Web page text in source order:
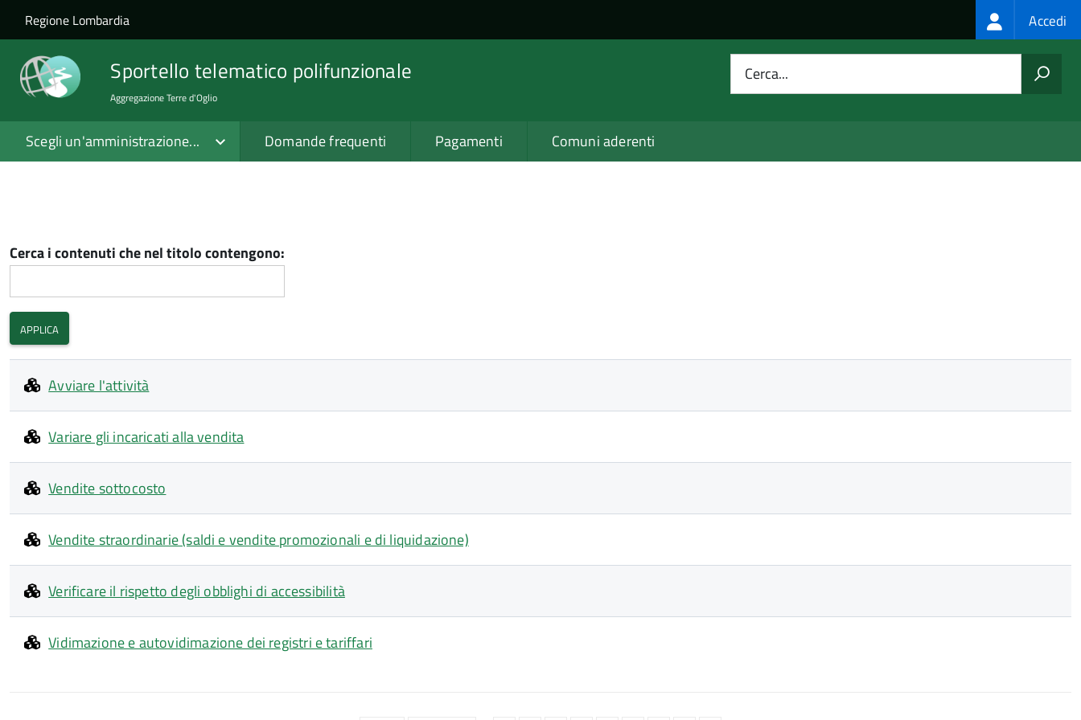
Salta al contenuto principale
Skip to site navigation
Regione Lombardia Login
menu
Accedi
Sportello telematico polifunzionale
Aggregazione Terre d'Oglio
Cerca...
Scegli un'amministrazione... Domande frequenti Pagamenti Comuni aderenti
Cerca i contenuti che nel titolo contengono:
Avviare l'attività
Variare gli incaricati alla vendita
Vendite sottocosto
Vendite straordinarie (saldi e vendite promozionali e di liquidazione)
Verificare il rispetto degli obblighi di accessibilità
Vidimazione e autovidimazione dei registri e tariffari